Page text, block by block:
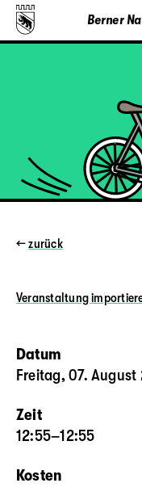
Berner
←zurück
Veranstaltung
Datum
Freitag, 07. August
Zeit
12:55–12:55
Kosten